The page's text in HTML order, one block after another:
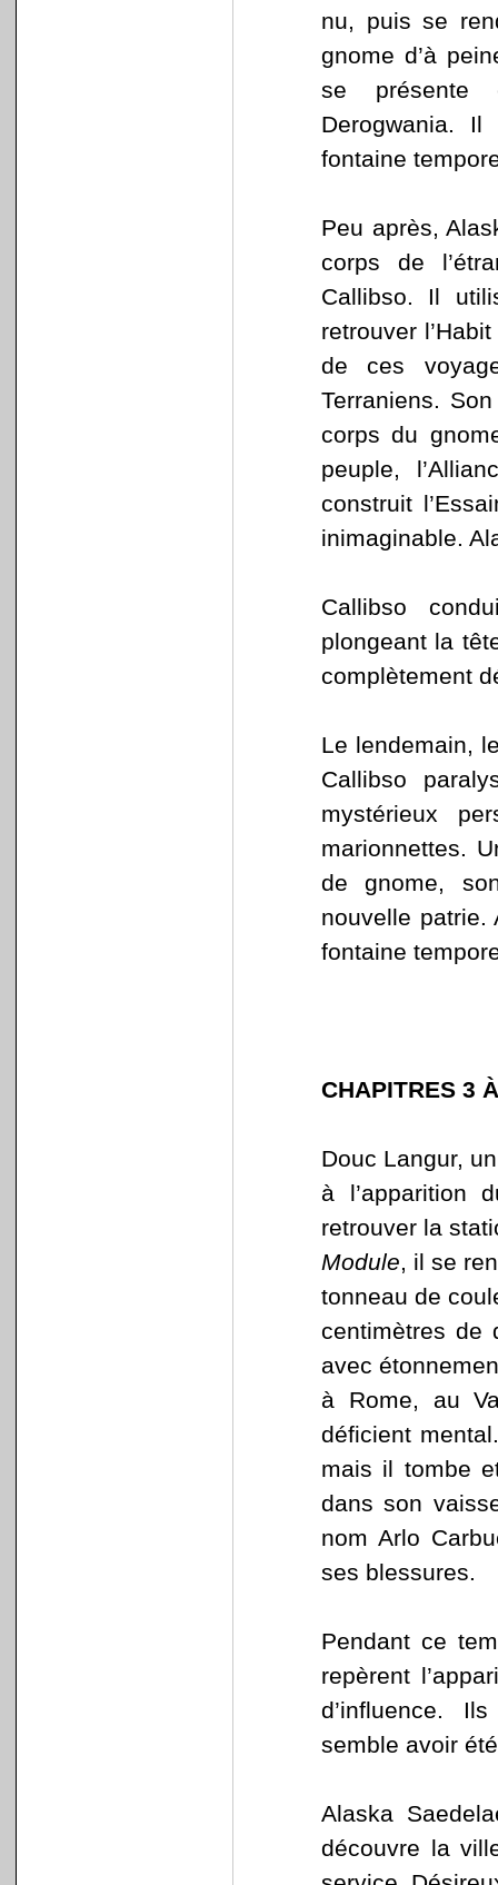
nu, puis se
gnome d’à
se présente
Derogwania.
fontaine
Peu après,
corps de
Callibso. Il
retrouver
de ces
Terraniens.
corps du
peuple,
construit
inimaginable.
Callibso
plongeant la
complètement
Le lendemain,
Callibso
mystérieux
marionnettes.
de gnome,
nouvelle patrie.
fontaine
CHAPITRES 3
Douc Langur,
à l’apparition
retrouver la
Module, il se
tonneau de
centimètres de
avec
à Rome, au
déficient
mais il tombe
dans son
nom Arlo
ses blessures.
Pendant ce
repèrent
d’influence.
semble avoir
Alaska
découvre la